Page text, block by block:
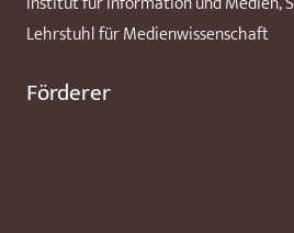
Lehrstuhl für Medienwissenschaft
Förderer